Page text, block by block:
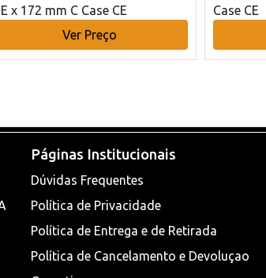
x 172 mm C Case CE
Ver Preço
Case CE
Páginas Institucionais
Dúvidas Frequentes
Política de Privacidade
Política de Entrega e de Retirada
Política de Cancelamento e Devoluçao